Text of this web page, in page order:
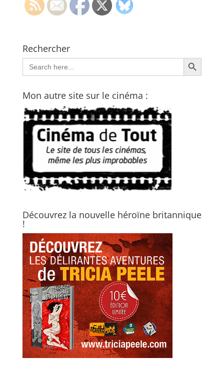
Rechercher
Search
for:
Search Button
Mon autre site sur le cinéma :
Découvrez la nouvelle héroïne britannique
!